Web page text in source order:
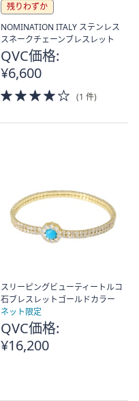
残りわずか
NOMINATION ITALY ステンレス
スネークチェーンブレスレット
QVC価格:
¥6,600
4.0
of
(1 件)
スリーピングビューティートルコ
石ブレスレットゴールドカラー
ネット限定
QVC価格:
¥16,200